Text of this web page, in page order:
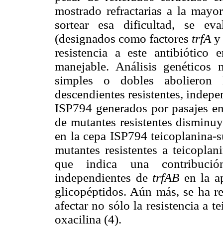
mostrado refractarias a la
sortear esa dificultad, se
(designados como factores trfA y
resistencia a este antibiótico
manejable. Análisis genéticos
simples o dobles
descendientes resistentes,
ISP794 generados por pasajes
de mutantes resistentes
en la cepa ISP794 teicoplanina-
mutantes resistentes a
que indica una
independientes de trfAB en la
glicopéptidos. Aún más, se ha
afectar no sólo la resistencia a
oxacilina (4).